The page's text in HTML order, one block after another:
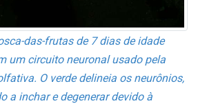
das-frutas de 7 dias de idade
um circuito neuronal usado pela
O verde delineia os neurônios,
a inchar e degenerar devido à